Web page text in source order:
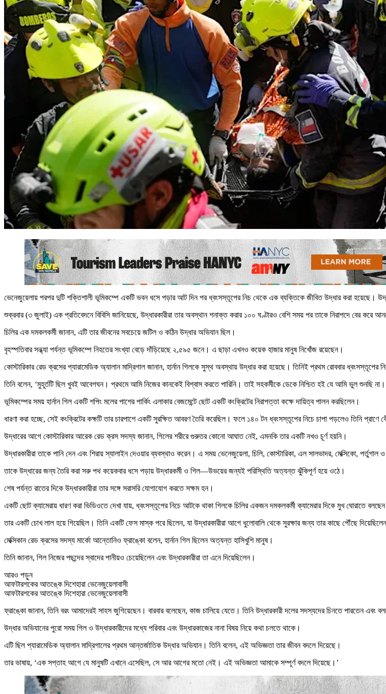
ভেনেজুয়েলায় পরপর দুটি শক্তিশালী ভূমিকম্পে একটি ভবন ধসে পড়ার আট দিন পর ধ্বংসস্তূপের নিচ থেকে এক ব্যক্তিকে জীবিত উদ্ধার করা হয়েছে।
শুক্রবার (৩ জুলাই) এক প্রতিবেদনে বিবিসি জানিয়েছে, উদ্ধারকারীরা তার অবস্থান শনাক্ত করার ১০০ ঘণ্টারও বেশি সময় পর তাকে নিরাপদে বের
চিলির এক দমকলকর্মী জানান, এটি তার জীবনের সবচেয়ে জটিল ও কঠিন উদ্ধার অভিযান ছিল।
বৃহস্পতিবার সন্ধ্যা পর্যন্ত ভূমিকম্পে নিহতের সংখ্যা বেড়ে দাঁড়িয়েছে ২,৫৯৫ জনে। এ ছাড়া এখনও কয়েক হাজার মানুষ নিখোঁজ রয়েছেন।
কোস্টারিকার রেড ক্রসের প্যারামেডিক অ্যালান মাদ্রিগাল জানান, হার্নান গিলকে সুস্থ অবস্থায় উদ্ধার করা হয়েছে। তিনিই প্রথম রোববার ধ্বংসস্তূপের
তিনি বলেন, ‘মুহূর্তটি ছিল খুবই আবেগঘন। প্রথমে আমি নিজের কানকেই বিশ্বাস করতে পারিনি। তাই সহকর্মীকে ডেকে নিশ্চিত হই যে আমি ভুল শুনছি
ভূমিকম্পের সময় হার্নান গিল একটি শপিং মলের পাশের পার্কিং এলাকার বেজমেন্টে ছোট একটি কংক্রিটের নিরাপত্তা কক্ষে দায়িত্ব পালন করছিলেন।
ধারণা করা হচ্ছে, সেই কংক্রিটের কক্ষটি তার চারপাশে একটি সুরক্ষিত আবরণ তৈরি করেছিল। ফলে ১৪০ টন ধ্বংসস্তূপের নিচে চাপা পড়লেও তিনি প্রাণে
উদ্ধারের আগে কোস্টারিকার আরেক রেড ক্রস সদস্য জানান, গিলের শরীরে গুরুতর কোনো আঘাত নেই, এমনকি তার একটি নখও চূর্ণ হয়নি।
উদ্ধারকারীরা তাকে পানি দেন এবং শিরায় স্যালাইন দেওয়ার ব্যবস্থাও করেন। এ সময় ভেনেজুয়েলা, চিলি, কোস্টারিকা, এল সালভাদর, মেক্সিকো, পর্তুগাল
তাকে উদ্ধারের জন্য তৈরি করা সরু পথ কয়েকবার ধসে পড়ায় উদ্ধারকর্মী ও গিল—উভয়ের জন্যই পরিস্থিতি অত্যন্ত ঝুঁকিপূর্ণ হয়ে ওঠে।
শেষ পর্যন্ত রাতের দিকে উদ্ধারকারীরা তার সঙ্গে সরাসরি যোগাযোগ করতে সক্ষম হন।
একটি ছোট ক্যামেরায় ধারণ করা ভিডিওতে দেখা যায়, ধ্বংসস্তূপের নিচে আটকে থাকা গিলকে চিলির একজন দমকলকর্মী ক্যামেরার দিকে মুখ ঘোরাতে
তার একটি চোখ লাল হয়ে গিয়েছিল। তিনি একটি ফেস মাস্ক পরে ছিলেন, যা উদ্ধারকারীরা আগে ধুলোবালি থেকে সুরক্ষার জন্য তার কাছে পৌঁছে
মেক্সিকান রেড ক্রসের সদস্য মার্কো আন্তোনিও ফ্রাঙ্কো বলেন, হার্নান গিল ছিলেন অত্যন্ত হাসিখুশি মানুষ।
তিনি জানান, গিল নিজের পছন্দের স্বাদের পানীয়ও চেয়েছিলেন এবং উদ্ধারকারীরা তা এনে দিয়েছিলেন।
আরও পড়ুন
আফটারশকের আতঙ্কে দিশেহারা ভেনেজুয়েলাবাসী
আফটারশকের আতঙ্কে দিশেহারা ভেনেজুয়েলাবাসী
ফ্রাঙ্কো জানান, তিনি বরং আমাদেরই সাহস জুগিয়েছেন। বারবার বলেছেন, কাজ চালিয়ে যেতে। তিনি উদ্ধারকারী দলের সদস্যদের চিনতে পারতেন
উদ্ধার অভিযানের পুরো সময় গিল ও উদ্ধারকারীদের মধ্যে পরিবার এবং উদ্ধারকাজের নানা বিষয় নিয়ে কথা চলতে থাকে।
এটি ছিল প্যারামেডিক অ্যালান মাদ্রিগালের প্রথম আন্তর্জাতিক উদ্ধার অভিযান। তিনি বলেন, এই অভিজ্ঞতা তার জীবন বদলে দিয়েছে।
তার ভাষায়, ‘এক সপ্তাহ আগে যে মানুষটি এখানে এসেছিল, সে আর আগের মতো নেই। এই অভিজ্ঞতা আমাকে সম্পূর্ণ বদলে দিয়েছে।’